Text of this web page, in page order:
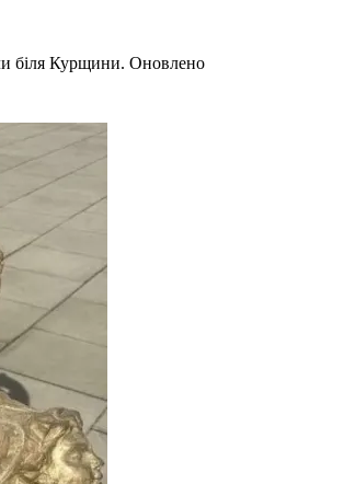
біля Курщини. Оновлено